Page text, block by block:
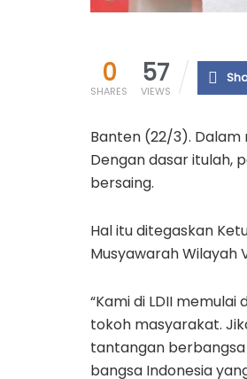
0
SHARES
57
VIEWS
Banten (22/3). Dalam
Dengan dasar itulah,
bersaing.
Hal itu ditegaskan
Musyawarah Wilayah
“Kami di LDII
tokoh masyarakat.
tantangan berbangsa
bangsa Indonesia